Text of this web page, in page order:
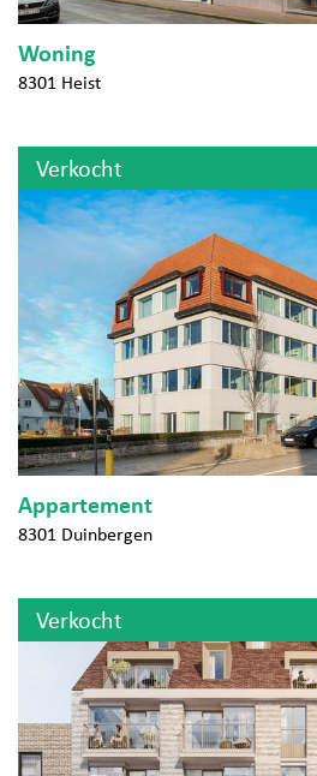
Woning
8301 Heist
Verkocht
Appartement
8301 Duinbergen
Verkocht